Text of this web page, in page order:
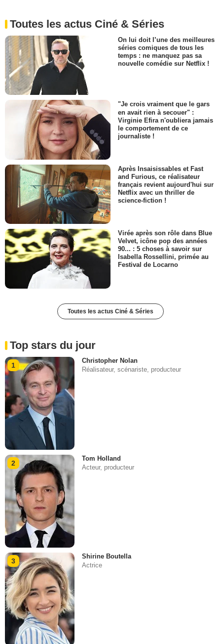
Toutes les actus Ciné & Séries
On lui doit l’une des meilleures
séries comiques de tous les
temps : ne manquez pas sa
nouvelle comédie sur Netflix !
"Je crois vraiment que le gars
en avait rien à secouer" :
Virginie Efira n'oubliera jamais
le comportement de ce
journaliste !
Après Insaisissables et Fast
and Furious, ce réalisateur
français revient aujourd'hui sur
Netflix avec un thriller de
science-fiction !
Virée après son rôle dans Blue
Velvet, icône pop des années
90... : 5 choses à savoir sur
Isabella Rossellini, primée au
Festival de Locarno
Toutes les actus Ciné & Séries
Top stars du jour
1
Christopher Nolan
Réalisateur, scénariste, producteur
2
Tom Holland
Acteur, producteur
3
Shirine Boutella
Actrice